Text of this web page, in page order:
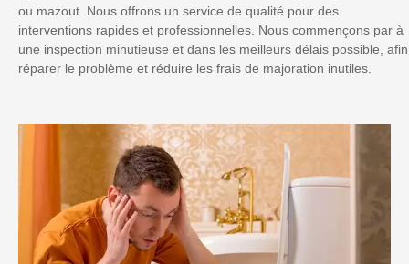
ou mazout. Nous offrons un service de qualité pour des
interventions rapides et professionnelles. Nous commençons par à
une inspection minutieuse et dans les meilleurs délais possible, afin
réparer le problème et réduire les frais de majoration inutiles.